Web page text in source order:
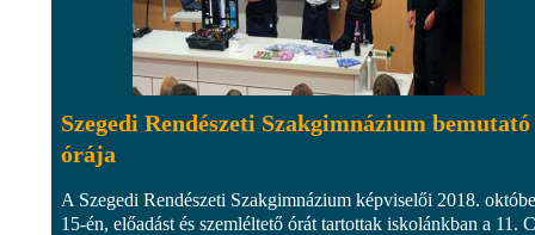
Szegedi Rendészeti Szakgimnázium bemutató
órája
A Szegedi Rendészeti Szakgimnázium képviselői 2018.
15-én, előadást és szemléltető órát tartottak iskolánkban a 11. C